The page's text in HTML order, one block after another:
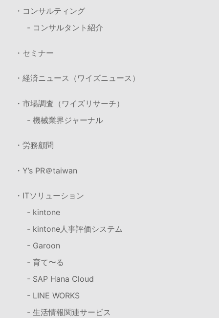
・コンサルティング
- コンサルタント紹介
・セミナー
・経済ニュース（ワイズニュース）
・市場調査（ワイズリサーチ）
- 機械業界ジャーナル
・労務顧問
・Y’s PR＠taiwan
・ITソリューション
- kintone
- kintone人事評価システム
- Garoon
- 育て〜る
- SAP Hana Cloud
- LINE WORKS
- 生活情報関連サービス